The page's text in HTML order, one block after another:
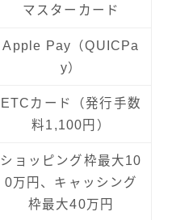
マスターカード
Apple Pay（QUICPa
y）
ETCカード（発行手数
料1,100円）
ショッピング枠最大10
0万円、キャッシング
枠最大40万円